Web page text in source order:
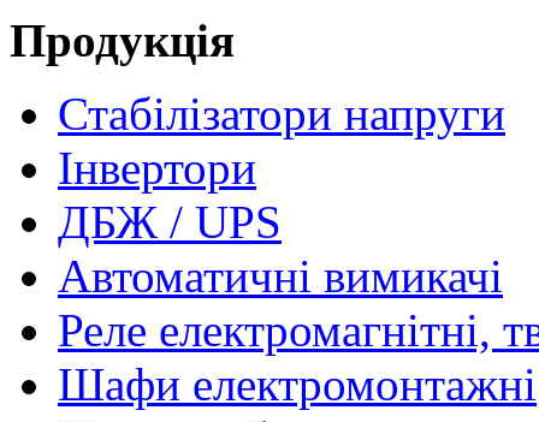
Продукція
Стабілізатори напруги
Інвертори
ДБЖ / UPS
Автоматичні вимикачі
Реле електромагнітні,
Шафи електромонтажні